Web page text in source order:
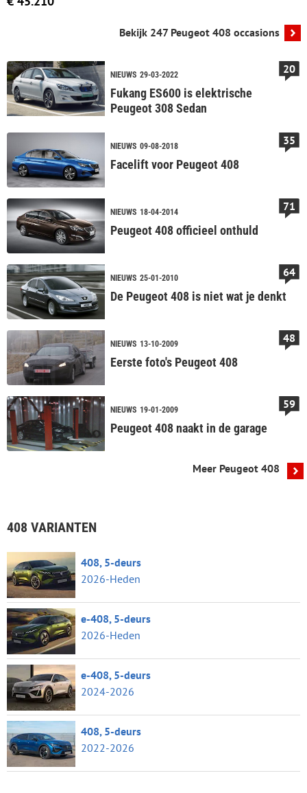
Bekijk 247 Peugeot 408 occasions
NIEUWS 29-03-2022
Fukang ES600 is elektrische
Peugeot 308 Sedan
20
NIEUWS 09-08-2018
Facelift voor Peugeot 408
35
NIEUWS 18-04-2014
Peugeot 408 officieel onthuld
71
NIEUWS 25-01-2010
De Peugeot 408 is niet wat je denkt
64
NIEUWS 13-10-2009
Eerste foto's Peugeot 408
48
NIEUWS 19-01-2009
Peugeot 408 naakt in de garage
59
Meer Peugeot 408
408 VARIANTEN
408, 5-deurs
2026-Heden
e-408, 5-deurs
2026-Heden
e-408, 5-deurs
2024-2026
408, 5-deurs
2022-2026